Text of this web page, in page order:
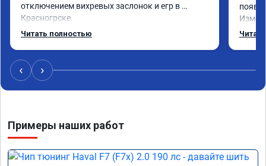
отключением вихревых заслонок и егр в
Красногрске.
Все прошло отлично,расход топлива
вихревых заслонок в аварийном режиме,но и
до удаления их расход топлива был выше чем
сейчас.
Читать полностью
потом
‹ ›
Примеры наших работ